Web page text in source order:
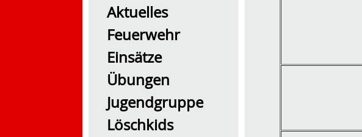
Aktuelles
Feuerwehr
Einsätze
Übungen
Jugendgruppe
Löschkids